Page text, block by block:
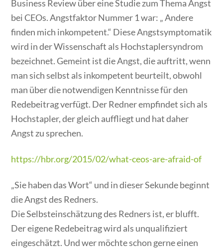
Business Review über eine Studie zum Thema Angst
bei CEOs. Angstfaktor Nummer 1 war: „ Andere
finden mich inkompetent.“ Diese Angstsymptomatik
wird in der Wissenschaft als Hochstaplersyndrom
bezeichnet. Gemeint ist die Angst, die auftritt, wenn
man sich selbst als inkompetent beurteilt, obwohl
man über die notwendigen Kenntnisse für den
Redebeitrag verfügt. Der Redner empfindet sich als
Hochstapler, der gleich auffliegt und hat daher
Angst zu sprechen.
https://hbr.org/2015/02/what-ceos-are-afraid-of
„Sie haben das Wort“ und in dieser Sekunde beginnt
die Angst des Redners.
Die Selbsteinschätzung des Redners ist, er blufft.
Der eigene Redebeitrag wird als unqualifiziert
eingeschätzt. Und wer möchte schon gerne einen